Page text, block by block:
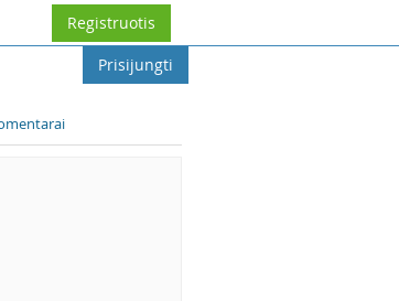
Registruotis
Prisijungti